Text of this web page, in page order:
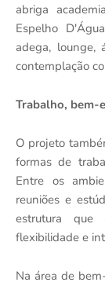
abriga
Espelho
adega, lounge,
contemplação
Trabalho, bem-
O projeto
formas de
Entre os
reuniões e
estrutura que
flexibilidade e
Na área de